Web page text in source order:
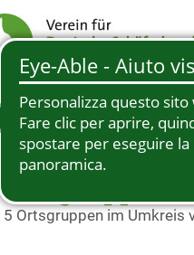
Ortsgruppen
5 Ortsgruppen im Umkreis